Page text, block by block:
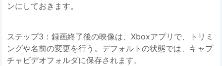
ンにしておきます。
ステップ3：録画終了後の映像は、Xboxアプリで、トリミ
ングや名前の変更を行う。デフォルトの状態では、キャプ
チャビデオフォルダに保存されます。